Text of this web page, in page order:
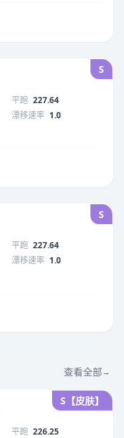
S
平跑 227.64
漂移速率 1.0
S
平跑 227.64
漂移速率 1.0
查看全部→
S【皮肤】
平跑 226.25